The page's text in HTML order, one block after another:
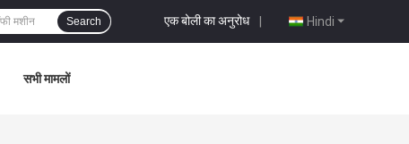
Hindi
एक बोली का अनुरोध |
Search
सभी मामलों